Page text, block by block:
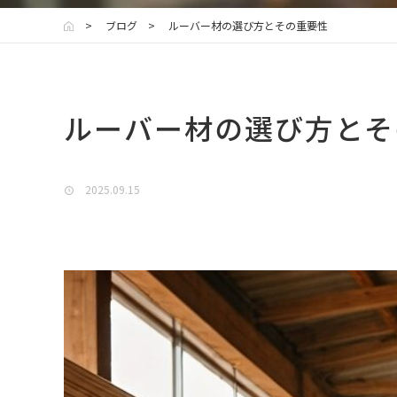
ブログ ルーバー材の選び方とその重要性
ルーバー材の選び方と
2025.09.15